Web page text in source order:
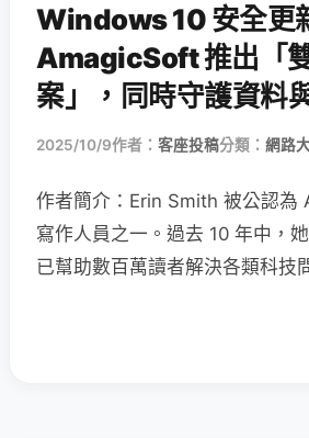
Windows 10 安全更
AmagicSoft 推出「
案」，同時守護資料
2025/10/9作者： 客座投稿分類： 網路
作者簡介：Erin Smith 被公認為
寫作人員之一。過去 10 年中，
已幫助數百萬讀者解決各類科技